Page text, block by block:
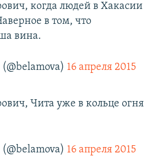
когда людей в Хакасии
в том, что
вина.
16 апреля 2015
Чита уже в кольце огня
16 апреля 2015